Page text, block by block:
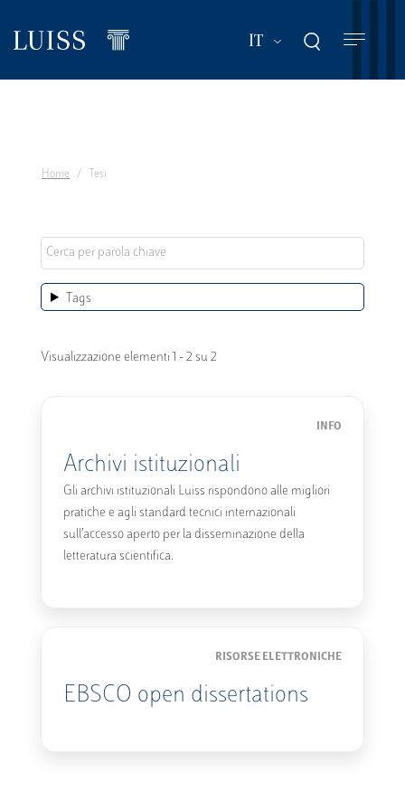
contenuto
IT Mostra ulteriori
Home Tesi
Tags
Visualizzazione elementi 1 - 2 su 2
INFO
Archivi istituzionali
Gli archivi istituzionali Luiss rispondono alle migliori
pratiche e agli standard tecnici internazionali
sull’accesso aperto per la disseminazione della
letteratura scientifica.
RISORSE ELETTRONICHE
EBSCO open dissertations